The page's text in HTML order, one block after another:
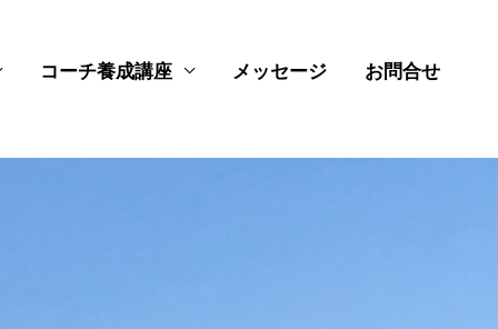
コーチ養成講座 メッセージ お問合せ